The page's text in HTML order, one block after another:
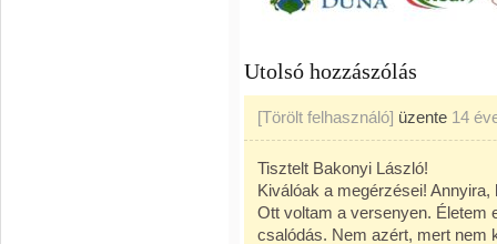
Utolsó hozzászólás
[Törölt felhasználó] üzente 14
Tisztelt Bakonyi László!
Kiválóak a megérzései!
Ott voltam a versenyen. Életem
csalódás. Nem azért, mert nem